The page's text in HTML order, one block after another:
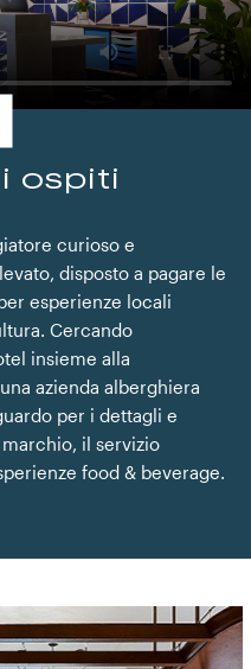
ospiti
curioso e
disposto a pagare le
esperienze locali
Cercando
insieme alla
azienda alberghiera
per i dettagli e
il servizio
food & beverage.